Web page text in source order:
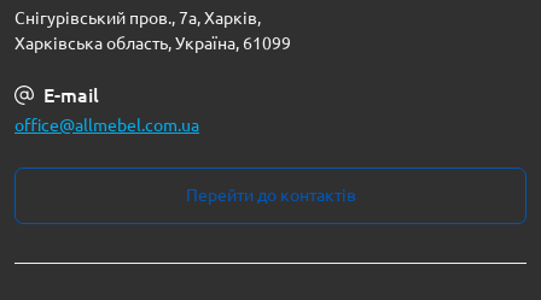
Снігурівський пров., 7а, Харків,
Харківська область, Україна, 61099
E-mail
office@allmebel.com.ua
Перейти до контактів